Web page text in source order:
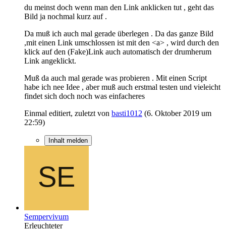
du meinst doch wenn man den Link anklicken tut , geht das
Bild ja nochmal kurz auf .
Da muß ich auch mal gerade überlegen . Da das ganze Bild
,mit einen Link umschlossen ist mit den <a> , wird durch den
klick auf den (Fake)Link auch automatisch der drumherum
Link angeklickt.
Muß da auch mal gerade was probieren . Mit einen Script
habe ich nee Idee , aber muß auch erstmal testen und vieleicht
findet sich doch noch was einfacheres
Einmal editiert, zuletzt von basti1012 (6. Oktober 2019 um
22:59)
Inhalt melden
Sempervivum
Erleuchteter